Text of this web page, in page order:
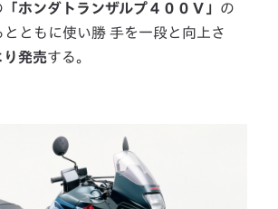
「ホンダトランザルプ４００Ｖ」 の
ともに使い勝 手を一段と向上さ
り発売する。